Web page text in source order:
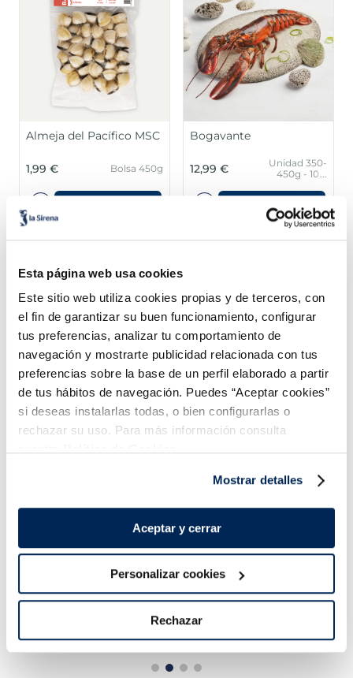
Esta página web usa cookies
Este sitio web utiliza cookies propias y de terceros, con
el fin de garantizar su buen funcionamiento, configurar
tus preferencias, analizar tu comportamiento de
navegación y mostrarte publicidad relacionada con tus
preferencias sobre la base de un perfil elaborado a partir
de tus hábitos de navegación. Puedes “Aceptar cookies”
si deseas instalarlas todas, o bien configurarlas o
rechazar su uso. Para más información consulta
Mostrar detalles
Aceptar y cerrar
Personalizar cookies
Rechazar
Almeja del Pacífico MSC
1,99 € Bolsa 450g
Bogavante
12,99 €
Unidad 350-
450g - 10%
protector
¡Combínalo y hazte un menú de 10!
Premium
5,99 € Pack 180 g
Lomos de merluza
austral MSC Premium
Sin espinas
15,99 € Pack 4 un